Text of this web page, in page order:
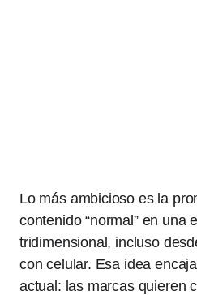
Lo más ambicioso es la
contenido “normal” en una
tridimensional, incluso
con celular. Esa idea
actual: las marcas quieren